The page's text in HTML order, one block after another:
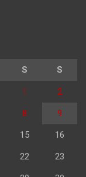
S S
1 2
8 9
15 16
22 23